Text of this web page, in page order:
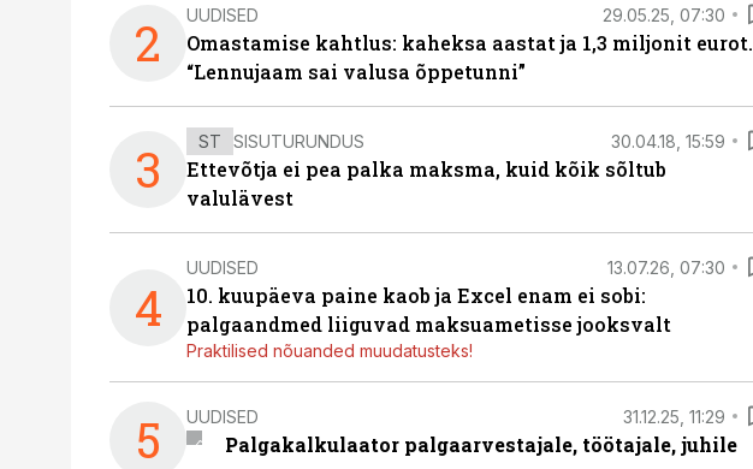
2 UUDISED 29.05.25, 07:30
Omastamise kahtlus: kaheksa aastat ja 1,3 miljonit eurot.
“Lennujaam sai valusa õppetunni”
3 ST SISUTURUNDUS 30.04.18, 15:59
Ettevõtja ei pea palka maksma, kuid kõik sõltub
valulävest
4
UUDISED 13.07.26, 07:30
10. kuupäeva paine kaob ja Excel enam ei sobi:
palgaandmed liiguvad maksuametisse jooksvalt
Praktilised nõuanded muudatusteks!
5 UUDISED 31.12.25, 11:29
Palgakalkulaator palgaarvestajale, töötajale, juhile